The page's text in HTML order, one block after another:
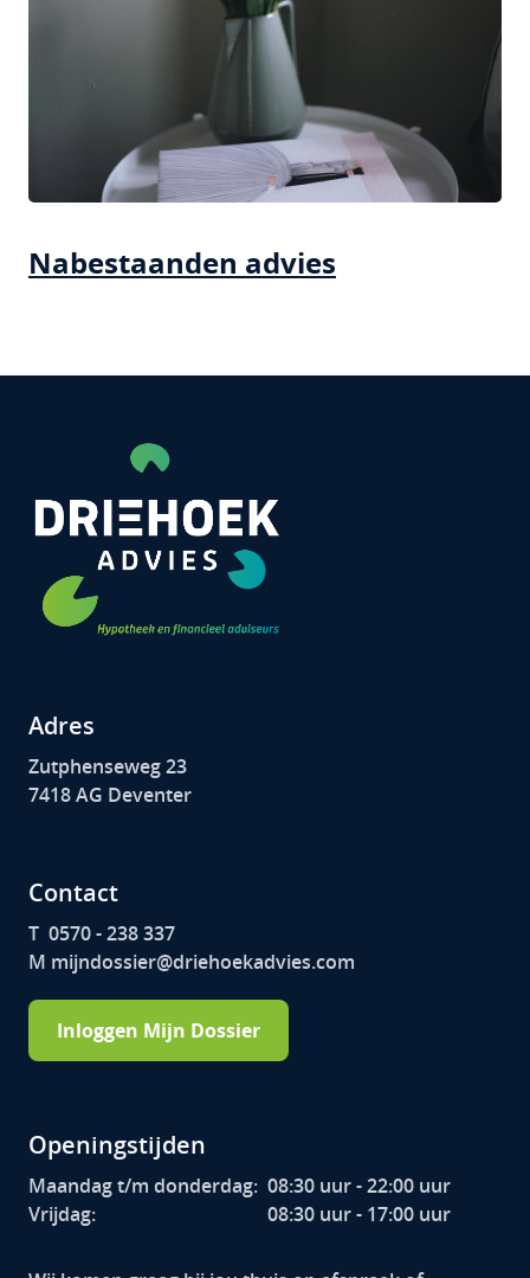
Nabestaanden advies
Adres
Zutphenseweg 23
7418 AG Deventer
Contact
T 0570 - 238 337
M mijndossier@driehoekadvies.com
Inloggen Mijn Dossier
Openingstijden
Maandag t/m donderdag: 08:30 uur - 22:00 uur
Vrijdag:
08:30 uur - 17:00 uur